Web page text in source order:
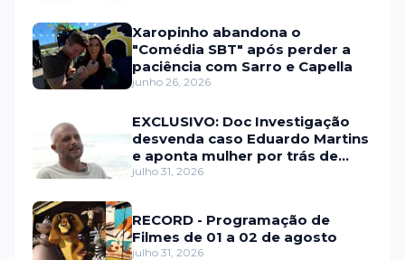
Xaropinho abandona o
"Comédia SBT" após perder a
paciência com Sarro e Capella
junho 26, 2026
EXCLUSIVO: Doc Investigação
desvenda caso Eduardo Martins
e aponta mulher por trás de
fraude internacional
julho 31, 2026
RECORD - Programação de
Filmes de 01 a 02 de agosto
julho 31, 2026